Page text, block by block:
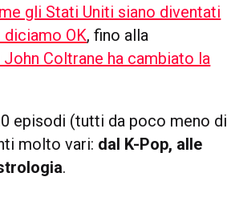
gli Stati Uniti siano diventati
OK, fino alla
Coltrane ha cambiato la
episodi (tutti da poco meno di
molto vari: dal K-Pop, alle
.